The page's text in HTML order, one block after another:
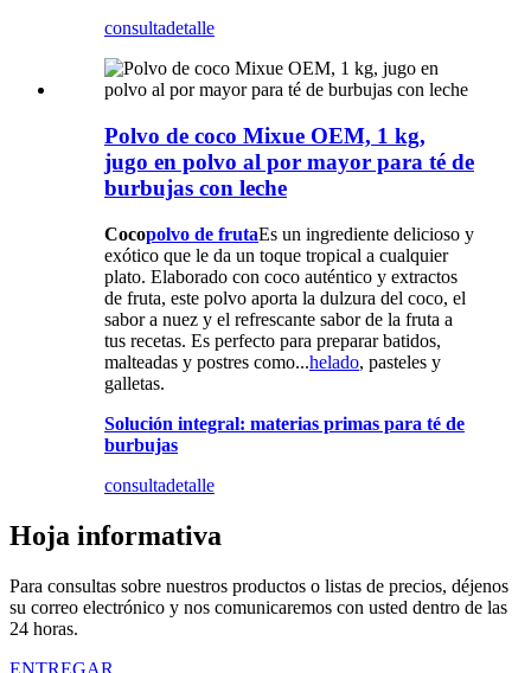
consultadetalle
Polvo de coco Mixue OEM, 1 kg,
jugo en polvo al por mayor para té de
burbujas con leche
Cocopolvo de frutaEs un ingrediente delicioso y
exótico que le da un toque tropical a cualquier
plato. Elaborado con coco auténtico y extractos
de fruta, este polvo aporta la dulzura del coco, el
sabor a nuez y el refrescante sabor de la fruta a
tus recetas. Es perfecto para preparar batidos,
malteadas y postres como...helado, pasteles y
galletas.
Solución integral: materias primas para té de
burbujas
consultadetalle
Hoja informativa
Para consultas sobre nuestros productos o listas de precios, déjenos
su correo electrónico y nos comunicaremos con usted dentro de las
24 horas.
ENTREGAR